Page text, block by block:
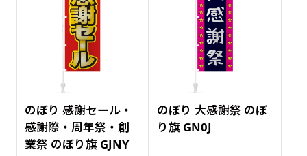
のぼり 感謝セール・
感謝際・周年祭・創
業祭 のぼり旗 GJNY
のぼり 大感謝祭 のぼ
り旗 GN0J